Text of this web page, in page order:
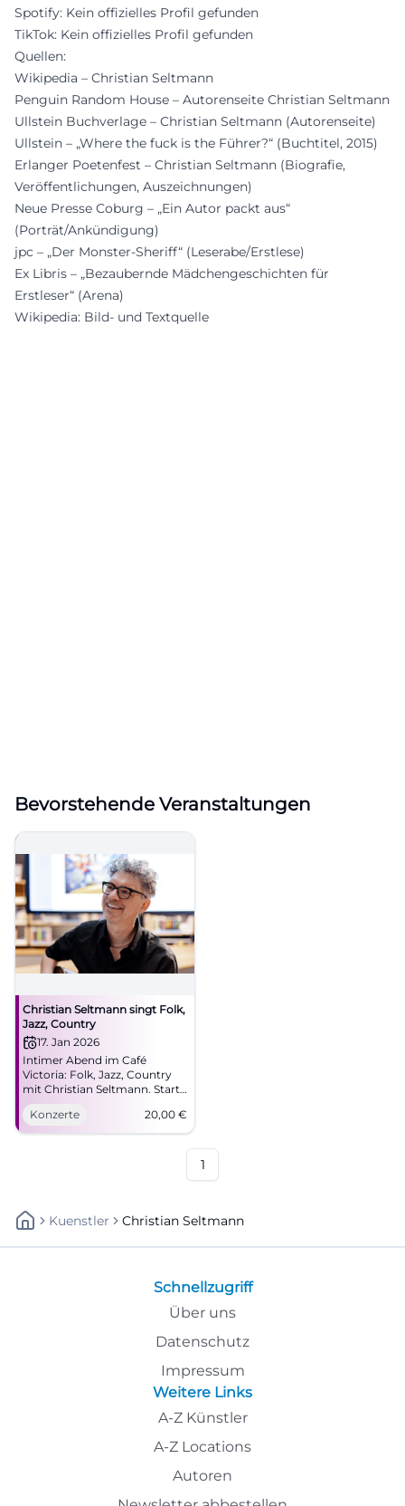
Spotify: Kein offizielles Profil gefunden
TikTok: Kein offizielles Profil gefunden
Quellen:
Wikipedia – Christian Seltmann
Penguin Random House – Autorenseite Christian Seltmann
Ullstein Buchverlage – Christian Seltmann (Autorenseite)
Ullstein – „Where the fuck is the Führer?“ (Buchtitel, 2015)
Erlanger Poetenfest – Christian Seltmann (Biografie,
Veröffentlichungen, Auszeichnungen)
Neue Presse Coburg – „Ein Autor packt aus“
(Porträt/Ankündigung)
jpc – „Der Monster-Sheriff“ (Leserabe/Erstlese)
Ex Libris – „Bezaubernde Mädchengeschichten für
Erstleser“ (Arena)
Wikipedia: Bild- und Textquelle
Bevorstehende Veranstaltungen
Christian Seltmann singt Folk,
Jazz, Country
17. Jan 2026
Intimer Abend im Café
Victoria: Folk, Jazz, Country
mit Christian Seltmann. Start
19:00 Uhr, Tickets 20 €. Nah
am Sound, starke
Geschichten – jetzt Plätze
Konzerte 20,00 €
1
Kuenstler Christian Seltmann
Schnellzugriff
Über uns
Datenschutz
Impressum
Weitere Links
A-Z Künstler
A-Z Locations
Autoren